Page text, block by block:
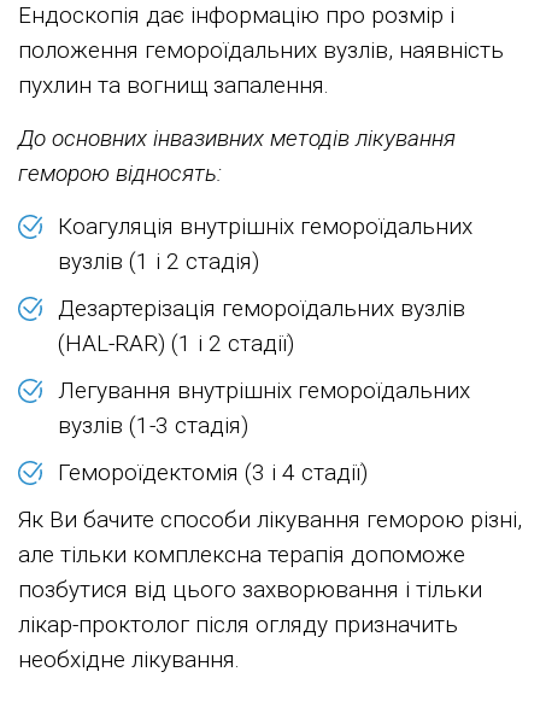
Ендоскопія дає інформацію про розмір і
положення гемороїдальних вузлів, наявність
пухлин та вогнищ запалення.
До основних інвазивних методів лікування
геморою відносять:
Коагуляція внутрішніх гемороїдальних
вузлів (1 і 2 стадія)
Дезартерізація гемороїдальних вузлів
(HAL-RAR) (1 і 2 стадії)
Легування внутрішніх гемороїдальних
вузлів (1-3 стадія)
Гемороїдектомія (3 і 4 стадії)
Як Ви бачите способи лікування геморою різні,
але тільки комплексна терапія допоможе
позбутися від цього захворювання і тільки
лікар-проктолог після огляду призначить
необхідне лікування.